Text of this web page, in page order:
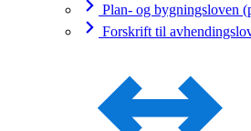
Plan- og bygningsloven
Forskrift til